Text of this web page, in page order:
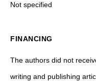
Not specified
FINANCING
The authors did not
writing and publishing